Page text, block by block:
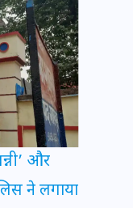
और
ने लगाया